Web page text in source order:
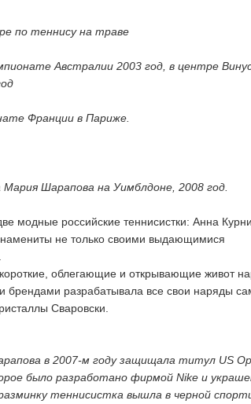
по теннису на траве
Австралии 2003 год, в центре
Франции в Париже.
Шарапова на Уимблдоне, 2008 год.
модные российские теннисистки: Анна
не только своими выдающимися
облегающие и открывающие живот
брендами разрабатывала все свои наряды
Сваровски.
в 2007-м году защищала титул US
было разработано фирмой Nike и
теннисистка вышла в черной